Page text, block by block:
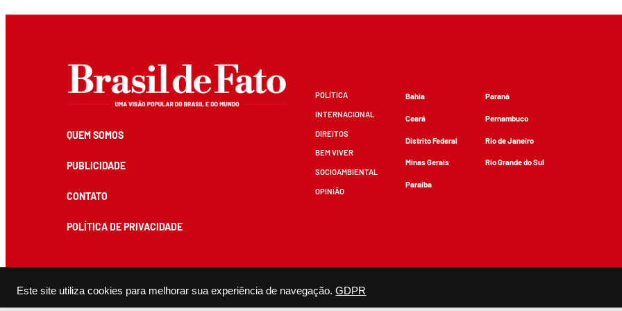
Este site utiliza cookies para melhorar sua experiência de navegação. GDPR
QUEM SOMOS
PUBLICIDADE
CONTATO
POLÍTICA DE PRIVACIDADE
POLÍTICA
INTERNACIONAL
DIREITOS
BEM VIVER
SOCIOAMBIENTAL
OPINIÃO
Bahia
Ceará
Distrito Federal
Minas Gerais
Paraíba
Paraná
Pernambuco
Rio de Janeiro
Rio Grande do Sul